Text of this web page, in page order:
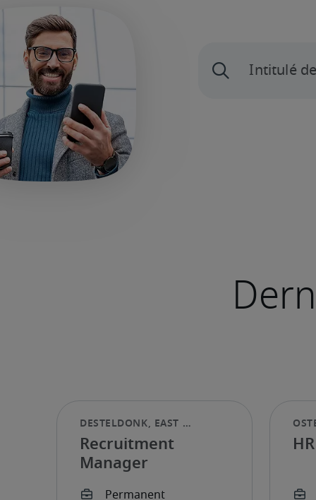
Recruitment
Manager